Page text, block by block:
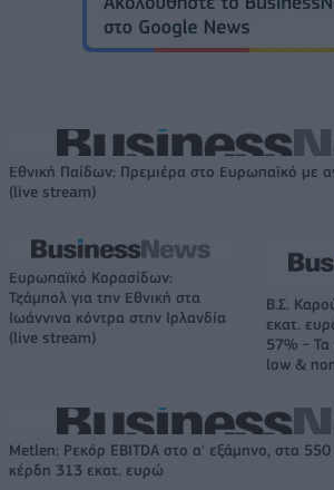
Εθνική Παίδων: Πρεμιέρα στο Ευρωπαϊκό με
(live stream)
Ευρωπαϊκό Κορασίδων:
Τζάμπολ για την Εθνική στα
Ιωάννινα κόντρα στην Ιρλανδία
(live stream)
Β.Σ.
εκατ.
57% - Τα
low &
Metlen: Ρεκόρ EBITDA στο α' εξάμηνο, στα
κέρδη 313 εκατ. ευρώ